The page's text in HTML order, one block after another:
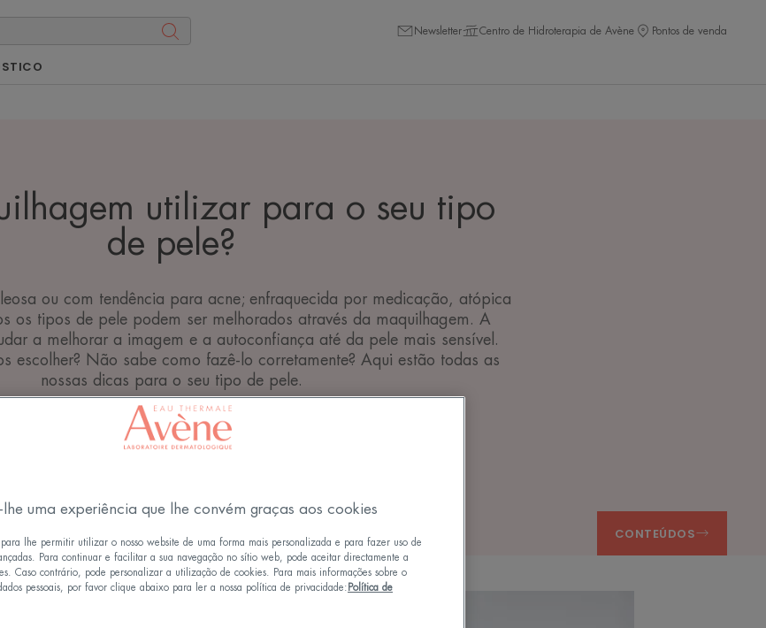
Newsletter Centro de Hidroterapia de Avène Pontos de venda
utilizar para o seu tipo
de pele?
ou com tendência para acne; enfraquecida por medicação, atópica
os tipos de pele podem ser melhorados através da maquilhagem. A
a melhorar a imagem e a autoconfiança até da pele mais sensível.
escolher? Não sabe como fazê-lo corretamente? Aqui estão todas as
nossas dicas para o seu tipo de pele.
25/10/24, validado por
CONTEÚDOS
uma experiência que lhe convém graças aos cookies
lhe permitir utilizar o nosso website de uma forma mais personalizada e para fazer uso de
Para continuar e facilitar a sua navegação no sítio web, pode aceitar directamente a
Caso contrário, pode personalizar a utilização de cookies. Para mais informações sobre o
pessoais, por favor clique abaixo para ler a nossa política de privacidade: Política de